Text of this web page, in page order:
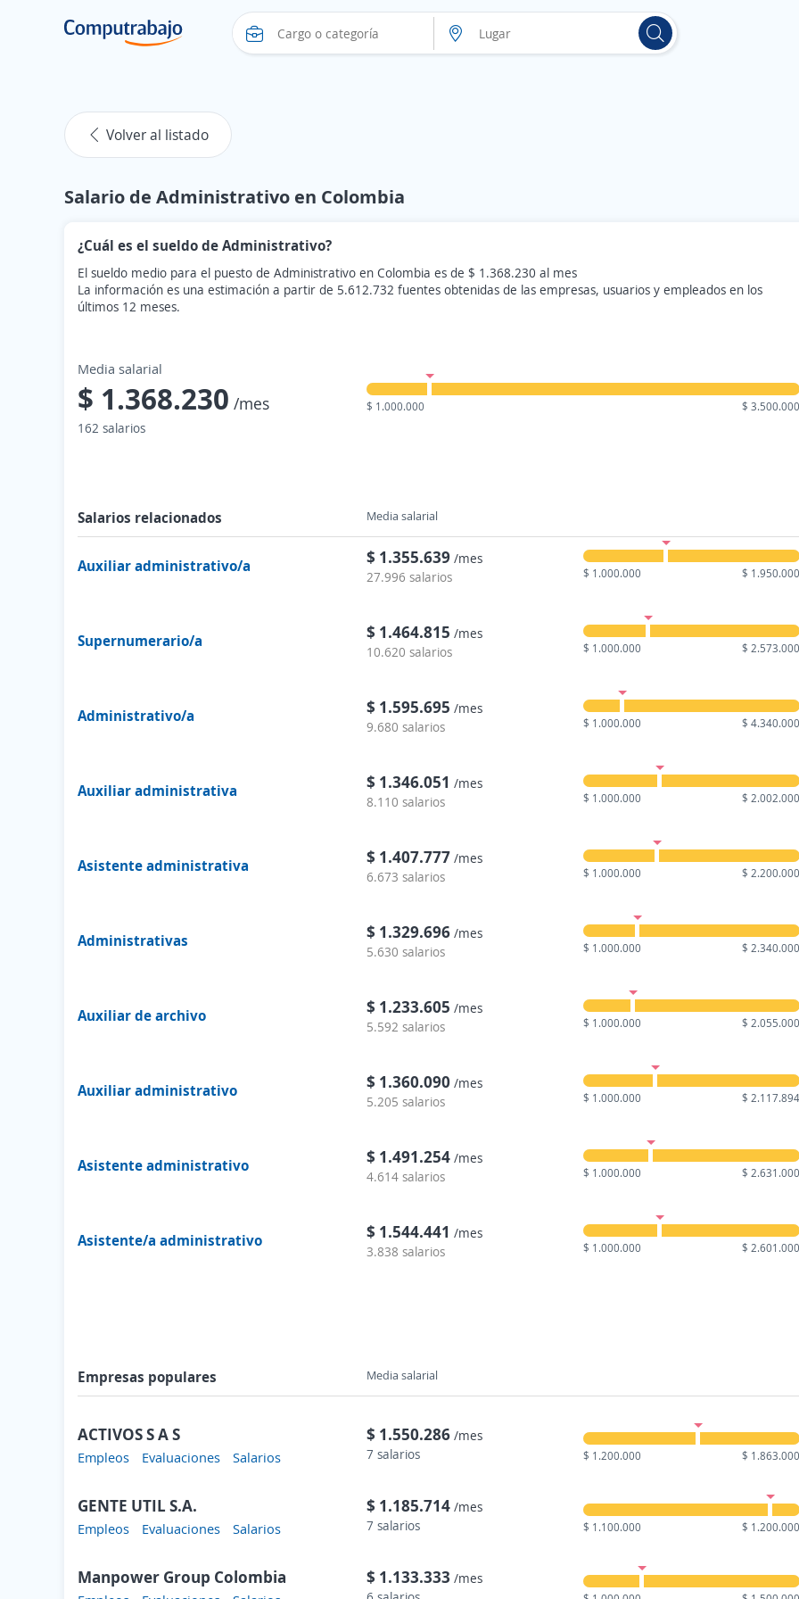
Volver al listado
Salario de Administrativo en Colombia
¿Cuál es el sueldo de Administrativo?
El sueldo medio para el puesto de Administrativo en Colombia es de $ 1.368.230 al mes
La información es una estimación a partir de 5.612.732 fuentes obtenidas de las empresas, usuarios y empleados en los
últimos 12 meses.
Media salarial
$ 1.368.230 /mes
162 salarios
$ 1.000.000 $ 3.500.000
Salarios relacionados Media salarial
Auxiliar administrativo/a $ 1.355.639 /mes
27.996 salarios
$ 1.000.000 $ 1.950.000
Supernumerario/a $ 1.464.815 /mes
10.620 salarios
$ 1.000.000 $ 2.573.000
Administrativo/a $ 1.595.695 /mes
9.680 salarios
$ 1.000.000 $ 4.340.000
Auxiliar administrativa $ 1.346.051 /mes
8.110 salarios
$ 1.000.000 $ 2.002.000
Asistente administrativa $ 1.407.777 /mes
6.673 salarios
$ 1.000.000 $ 2.200.000
Administrativas $ 1.329.696 /mes
5.630 salarios
$ 1.000.000 $ 2.340.000
Auxiliar de archivo $ 1.233.605 /mes
5.592 salarios
$ 1.000.000 $ 2.055.000
Auxiliar administrativo $ 1.360.090 /mes
5.205 salarios
$ 1.000.000 $ 2.117.894
Asistente administrativo $ 1.491.254 /mes
4.614 salarios
$ 1.000.000 $ 2.631.000
Asistente/a administrativo $ 1.544.441 /mes
3.838 salarios
$ 1.000.000 $ 2.601.000
Empresas populares Media salarial
ACTIVOS S A S
Empleos Evaluaciones Salarios
$ 1.550.286 /mes
7 salarios
$ 1.200.000 $ 1.863.000
GENTE UTIL S.A.
Empleos Evaluaciones Salarios
$ 1.185.714 /mes
7 salarios
$ 1.100.000 $ 1.200.000
Manpower Group Colombia $ 1.133.333 /mes